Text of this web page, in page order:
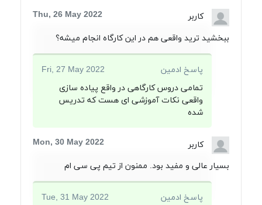
کاربر Thu, 26 May 2022
ببخشید ترید واقعی هم در این کارگاه انجام میشه؟
پاسخ ادمین
Fri, 27 May 2022
تمامی دروس کارگاهی در واقع پیاده سازی
واقعی نکات آموزشی ای هست که تدریس
شده
کاربر Mon, 30 May 2022
بسیار عالی و مفید بود. ممنون از تیم پی سی ام
پاسخ ادمین
Tue, 31 May 2022